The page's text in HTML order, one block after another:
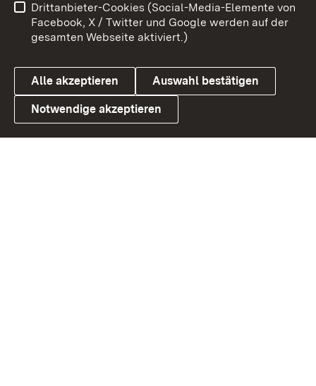
Link zum Landesportal
Barrierefreiheit
Datenschutz
Cookies
Drittanbieter-Cookies (Social-Media-Elemente von
Facebook, X / Twitter und Google werden auf der
gesamten Webseite aktiviert.)
Alle akzeptieren Auswahl bestätigen
Notwendige akzeptieren